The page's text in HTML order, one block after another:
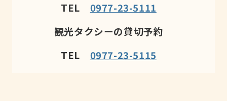
TEL 0977-23-5111
観光タクシーの貸切予約
TEL 0977-23-5115